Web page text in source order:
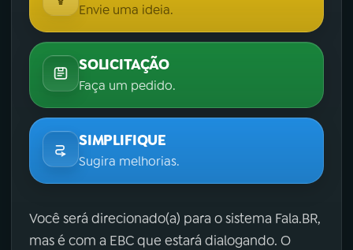
Envie uma ideia.
SOLICITAÇÃO
Faça um pedido.
SIMPLIFIQUE
Sugira melhorias.
Você será direcionado(a) para o sistema Fala.BR,
mas é com a EBC que estará dialogando. O